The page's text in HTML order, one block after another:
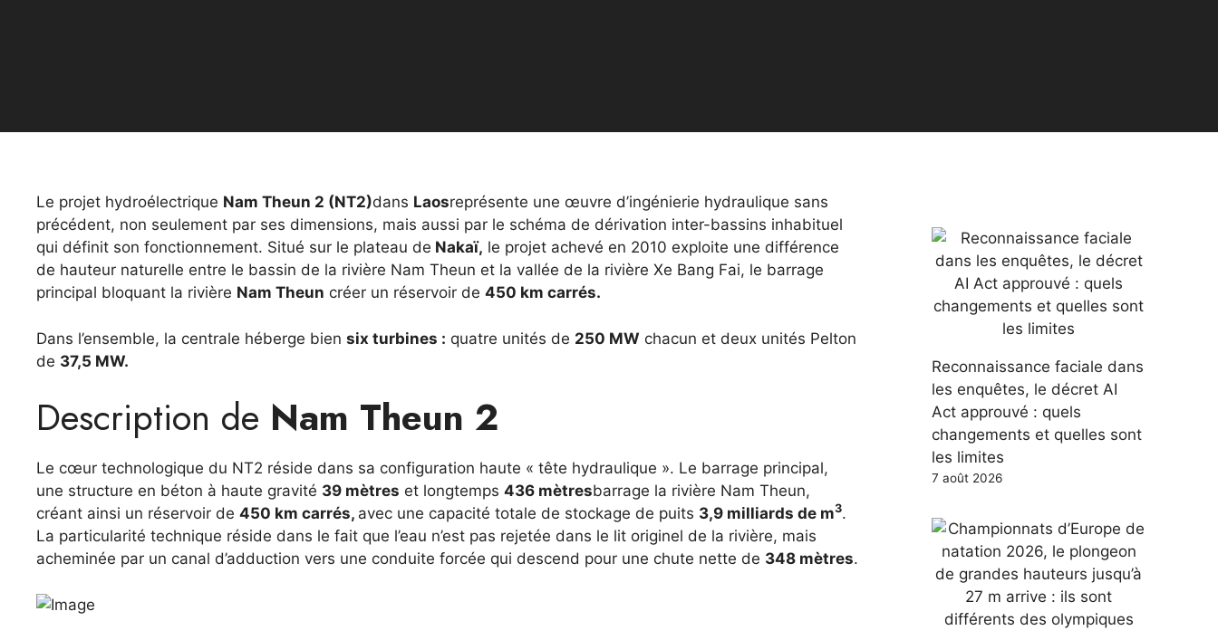
Le projet hydroélectrique Nam Theun 2 (NT2)dans Laosreprésente une œuvre d’ingénierie hydraulique sans
précédent, non seulement par ses dimensions, mais aussi par le schéma de dérivation inter-bassins inhabituel
qui définit son fonctionnement. Situé sur le plateau de Nakaï, le projet achevé en 2010 exploite une différence
de hauteur naturelle entre le bassin de la rivière Nam Theun et la vallée de la rivière Xe Bang Fai, le barrage
principal bloquant la rivière Nam Theun créer un réservoir de 450 km carrés.
Dans l’ensemble, la centrale héberge bien six turbines : quatre unités de 250 MW chacun et deux unités Pelton
de 37,5 MW.
Description de Nam Theun 2
Le cœur technologique du NT2 réside dans sa configuration haute « tête hydraulique ». Le barrage principal,
une structure en béton à haute gravité 39 mètres et longtemps 436 mètresbarrage la rivière Nam Theun,
créant ainsi un réservoir de 450 km carrés, avec une capacité totale de stockage de puits 3,9 milliards de m3.
La particularité technique réside dans le fait que l’eau n’est pas rejetée dans le lit originel de la rivière, mais
acheminée par un canal d’adduction vers une conduite forcée qui descend pour une chute nette de 348 mètres.
Reconnaissance faciale dans
les enquêtes, le décret AI
Act approuvé : quels
changements et quelles sont
les limites
7 août 2026